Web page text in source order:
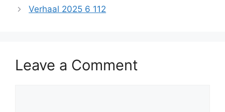
Verhaal 2025 6 112
Leave a Comment